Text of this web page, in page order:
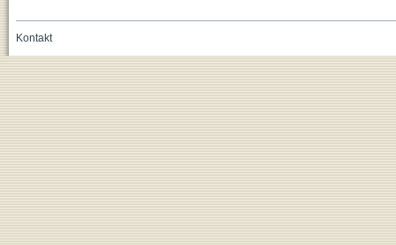
Kontakt